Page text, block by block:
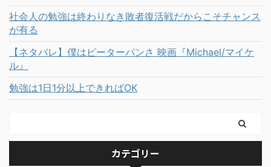
社会人の勉強は終わりなき敗者復活戦だからこそチャンス
が有る
【ネタバレ】僕はピーターパンさ 映画『Michael/マイケ
ル』
勉強は1日1分以上できればOK
カテゴリー